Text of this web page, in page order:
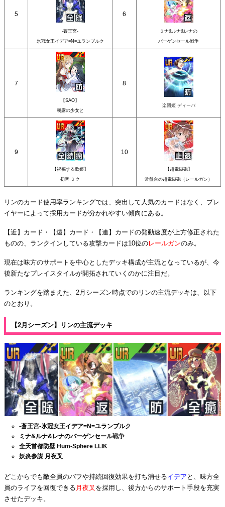
5
-蒼王宮-
氷冠女王イデア=N=ユランブルク
6
ミナ&ルナ&レナの
バーゲンセール戦争
7
【SAO】
朝露の少女と
8
楽団姫 ディーバ
9
【祝福する歌姫】
初音 ミク
10
【超電磁砲】
常盤台の超電磁砲（レールガン）
リンのカード使用率ランキングでは、突出して人気のカードはなく、プレ
イヤーによって採用カードが分かれやすい傾向にある。
【近】カード・【遠】カード・【連】カードの発動速度が上方修正された
ものの、ランクインしている攻撃カードは10位のレールガンのみ。
現在は味方のサポートを中心としたデッキ構成が主流となっているが、今
後新たなプレイスタイルが開拓されていくのかに注目だ。
ランキングを踏まえた、2月シーズン時点でのリンの主流デッキは、以下
のとおり。
【2月シーズン】リンの主流デッキ
-蒼王宮-氷冠女王イデア=N=ユランブルク
ミナ&ルナ&レナのバーゲンセール戦争
全天首都防壁 Hum-Sphere LLIK
妖炎参謀 月夜叉
どこからでも敵全員のバフや持続回復効果を打ち消せるイデア と、味方全
員のライフを回復できる 月夜叉 を採用し、後方からのサポート手段を充実
させたデッキ。